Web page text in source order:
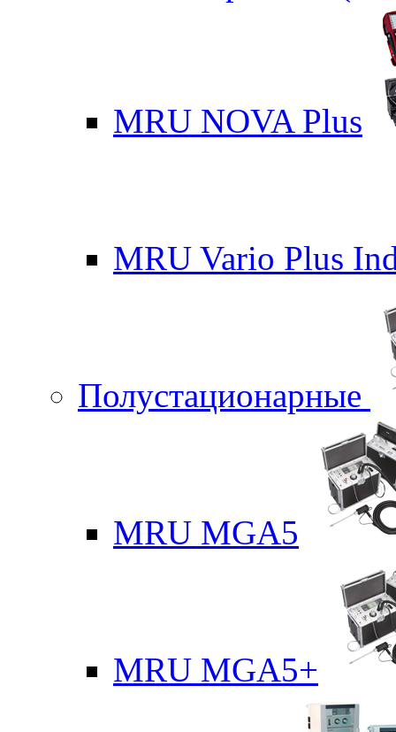
MRU NOVA Plus
MRU Vario Plus
Полустационарные
MRU MGA5
MRU MGA5+